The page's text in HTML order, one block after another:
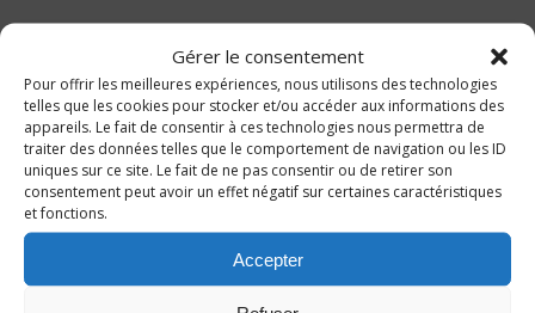
Gérer le consentement
Pour offrir les meilleures expériences, nous utilisons des technologies
telles que les cookies pour stocker et/ou accéder aux informations des
appareils. Le fait de consentir à ces technologies nous permettra de
traiter des données telles que le comportement de navigation ou les ID
uniques sur ce site. Le fait de ne pas consentir ou de retirer son
consentement peut avoir un effet négatif sur certaines caractéristiques
et fonctions.
Accepter
Autres Projets